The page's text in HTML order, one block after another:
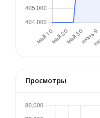
Просмотры